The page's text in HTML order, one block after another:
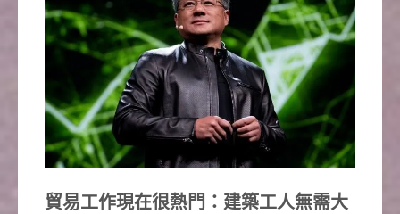
貿易工作現在很熱門：建築工人無需大